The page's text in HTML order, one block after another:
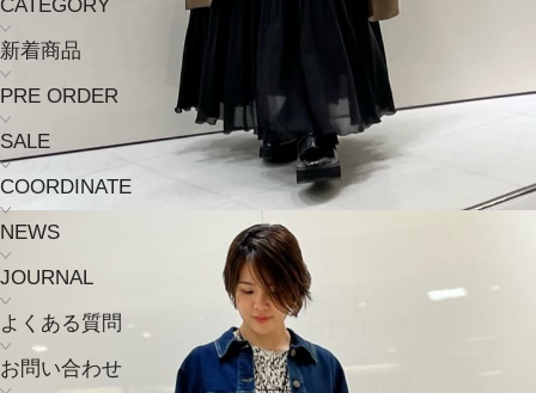
CATEGORY
新着商品
PRE ORDER
SALE
COORDINATE
NEWS
JOURNAL
よくある質問
お問い合わせ